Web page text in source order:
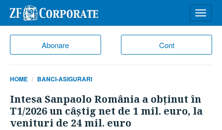
Abonare Cont
meniu
HOME BANCI-ASIGURARI
Intesa Sanpaolo România a obţinut în
T1/2026 un câştig net de 1 mil. euro, la
venituri de 24 mil. euro